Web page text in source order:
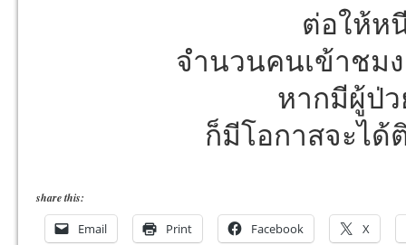
ต่อให้ห
จำนวนคนเข้าชม
หากมีผู้ป่
ก็มีโอกาสจะไ
share this:
Email Print Facebook X